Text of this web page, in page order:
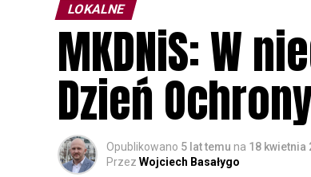
LOKALNE
MKDNiS: W
Dzień
Opublikowano 5 lat temu na 18 kwietnia
Przez Wojciech Basałygo